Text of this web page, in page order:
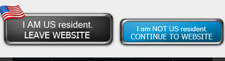
información necesaria en la forma más rápida
posible.
Contáctenos